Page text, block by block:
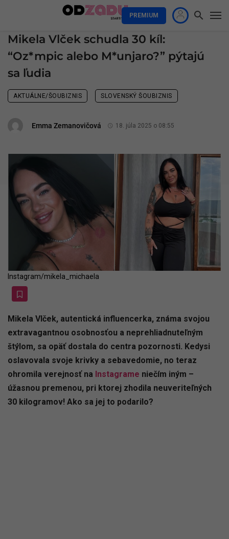
PREMIUM
Mikela Vlček schudla 30 kíl:
“Oz*mpic alebo M*unjaro?” pýtajú
sa ľudia
AKTUÁLNE/ŠOUBIZNIS SLOVENSKÝ ŠOUBIZNIS
Emma Zemanovičová 18. júla 2025 o 08:55
Instagram/mikela_michaela
Mikela Vlček, autentická influencerka, známa svojou
extravagantnou osobnosťou a neprehliadnuteľným
štýlom, sa opäť dostala do centra pozornosti. Kedysi
oslavovala svoje krivky a sebavedomie, no teraz
ohromila verejnosť na Instagrame niečím iným –
úžasnou premenou, pri ktorej zhodila neuveriteľných
30 kilogramov! Ako sa jej to podarilo?